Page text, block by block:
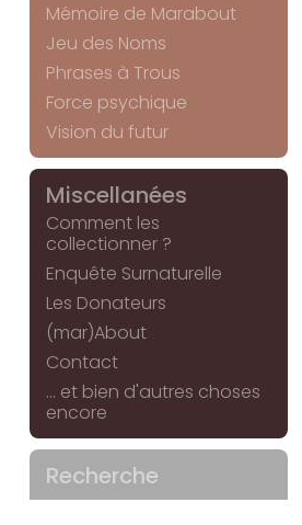
Mémoire de Marabout
Jeu des Noms
Phrases à Trous
Force psychique
Vision du futur
Miscellanées
Comment les
collectionner ?
Enquête Surnaturelle
Les Donateurs
(mar)About
Contact
... et bien d'autres choses
encore
Recherche